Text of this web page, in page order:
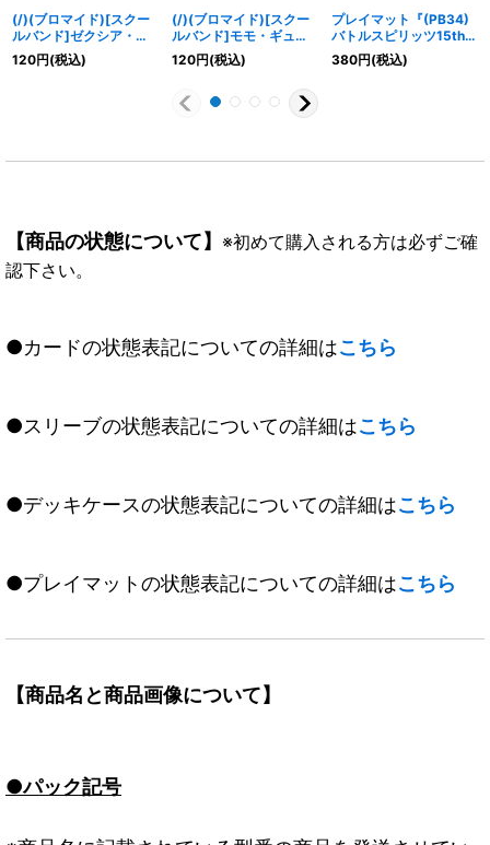
(/)(ブロマイド)[スクー
ルバンド]ゼクシア・テ
ンマ「Key」【-】
{D07-26}《》
120円(税込)
(/)(ブロマイド)[スクー
ルバンド]モモ・ギュウ
モンジェ「Gt」【-】
{D07-27}《》
120円(税込)
プレイマット『(PB34)
バトルスピリッツ15thプ
レミアムバトラーズ
BOX』【-】{-}《サプラ
380円(税込)
【商品の状態について】 ※初めて購入される方は必ずご確
認下さい。
●カードの状態表記についての詳細はこちら
●スリーブの状態表記についての詳細はこちら
●デッキケースの状態表記についての詳細はこちら
●プレイマットの状態表記についての詳細はこちら
【商品名と商品画像について】
●パック記号